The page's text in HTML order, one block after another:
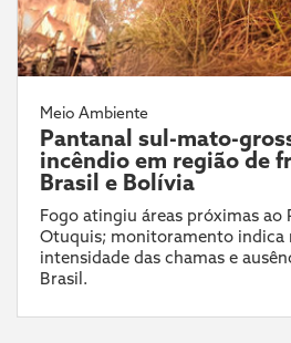
Meio Ambiente
Pantanal sul-mato-
incêndio em região de
Brasil e Bolívia
Fogo atingiu áreas próximas ao
Otuquis; monitoramento indica
intensidade das chamas e
Brasil.